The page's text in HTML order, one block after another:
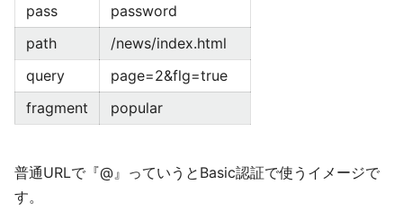
pass
password
path
/news/index.html
query
page=2&flg=true
fragment
popular
普通URLで『@』っていうとBasic認証で使うイメージで
す。